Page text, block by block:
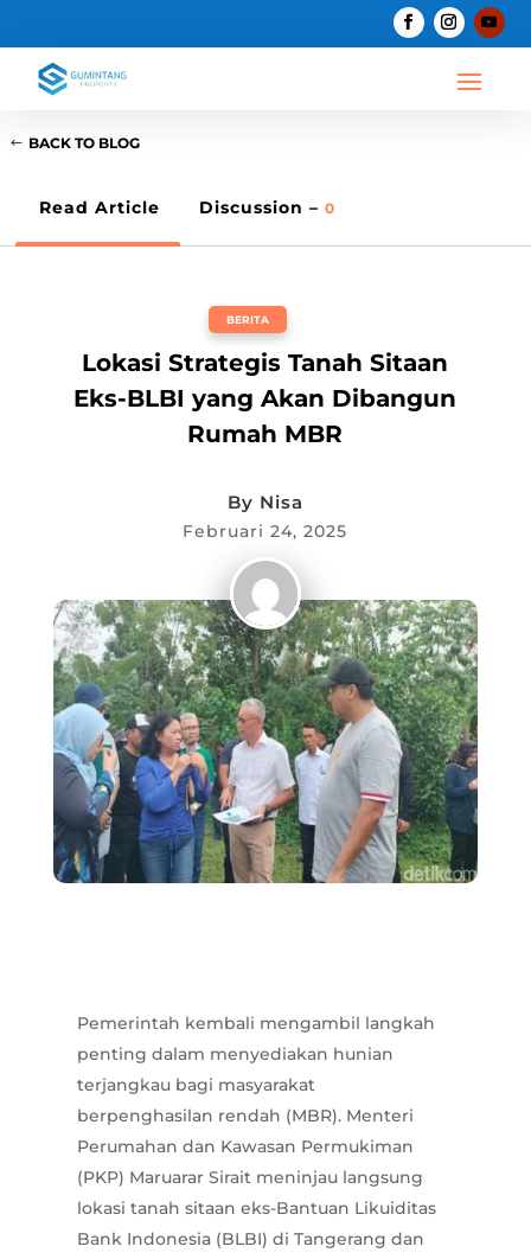
BACK TO BLOG
Read Article Discussion – 0
BERITA
Lokasi Strategis Tanah Sitaan
Eks-BLBI yang Akan Dibangun
Rumah MBR
By Nisa
Februari 24, 2025
Pemerintah kembali mengambil langkah
penting dalam menyediakan hunian
terjangkau bagi masyarakat
berpenghasilan rendah (MBR). Menteri
Perumahan dan Kawasan Permukiman
(PKP) Maruarar Sirait meninjau langsung
lokasi tanah sitaan eks-Bantuan Likuiditas
Bank Indonesia (BLBI) di Tangerang dan